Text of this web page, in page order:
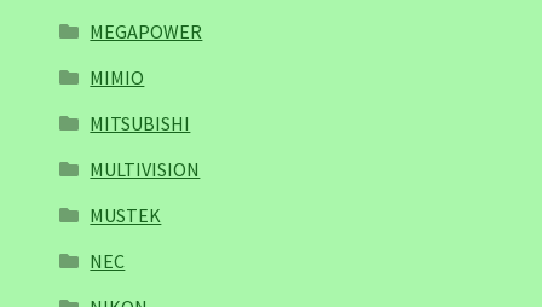
MEGAPOWER
MIMIO
MITSUBISHI
MULTIVISION
MUSTEK
NEC